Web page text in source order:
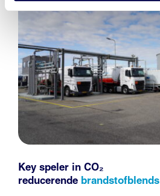
Key speler in CO₂
reducerende brandstofblends